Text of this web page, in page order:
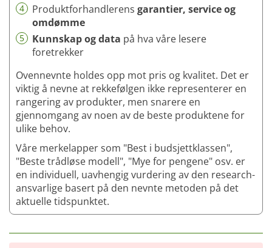
4 Produktforhandlerens garantier, service og
omdømme
5 Kunnskap og data på hva våre lesere
foretrekker
Ovennevnte holdes opp mot pris og kvalitet. Det er
viktig å nevne at rekkefølgen ikke representerer en
rangering av produkter, men snarere en
gjennomgang av noen av de beste produktene for
ulike behov.
Våre merkelapper som "Best i budsjettklassen",
"Beste trådløse modell", "Mye for pengene" osv. er
en individuell, uavhengig vurdering av den research-
ansvarlige basert på den nevnte metoden på det
aktuelle tidspunktet.